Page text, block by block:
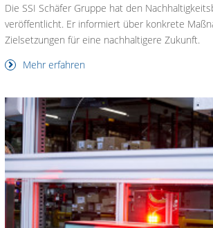
Die SSI Schäfer Gruppe hat den
veröffentlicht. Er informiert über konkrete
Zielsetzungen für eine nachhaltigere Zukunft.
Mehr erfahren